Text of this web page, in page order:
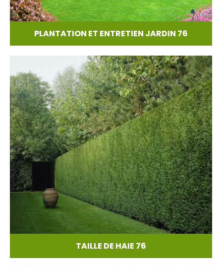
PLANTATION ET ENTRETIEN JARDIN 76
TAILLE DE HAIE 76